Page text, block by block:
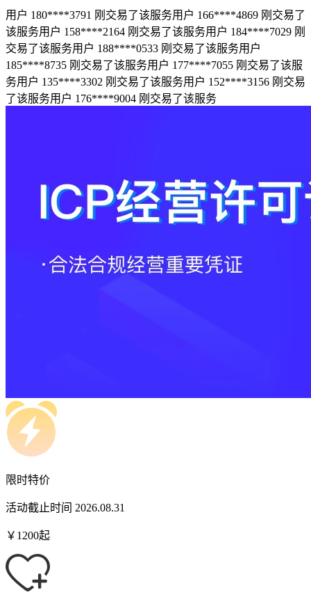
用户 180****3791 刚交易了该服务用户 166****4869 刚交易了
该服务用户 158****2164 刚交易了该服务用户 184****7029 刚
交易了该服务用户 188****0533 刚交易了该服务用户
185****8735 刚交易了该服务用户 177****7055 刚交易了该服
务用户 135****3302 刚交易了该服务用户 152****3156 刚交易
了该服务用户 176****9004 刚交易了该服务
限时特价
活动截止时间 2026.08.31
￥ 1200起